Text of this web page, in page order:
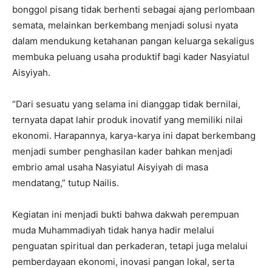
bonggol pisang tidak berhenti sebagai ajang perlombaan
semata, melainkan berkembang menjadi solusi nyata
dalam mendukung ketahanan pangan keluarga sekaligus
membuka peluang usaha produktif bagi kader Nasyiatul
Aisyiyah.
“Dari sesuatu yang selama ini dianggap tidak bernilai,
ternyata dapat lahir produk inovatif yang memiliki nilai
ekonomi. Harapannya, karya-karya ini dapat berkembang
menjadi sumber penghasilan kader bahkan menjadi
embrio amal usaha Nasyiatul Aisyiyah di masa
mendatang,” tutup Nailis.
Kegiatan ini menjadi bukti bahwa dakwah perempuan
muda Muhammadiyah tidak hanya hadir melalui
penguatan spiritual dan perkaderan, tetapi juga melalui
pemberdayaan ekonomi, inovasi pangan lokal, serta